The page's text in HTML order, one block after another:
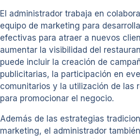
El administrador trabaja en
equipo de marketing para
efectivas para atraer a nuevos
aumentar la visibilidad del
puede incluir la creación de
publicitarias, la participación en
comunitarios y la utilización de las
para promocionar el negocio.
Además de las estrategias
marketing, el administrador